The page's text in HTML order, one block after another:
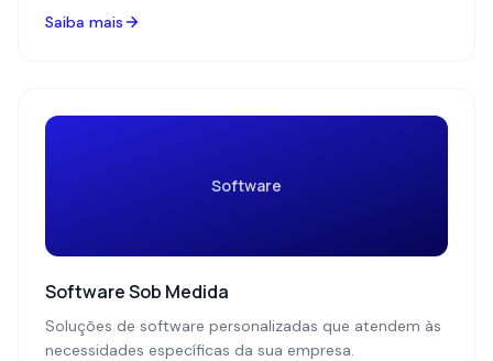
Saiba mais
Software
Software Sob Medida
Soluções de software personalizadas que atendem às
necessidades específicas da sua empresa.